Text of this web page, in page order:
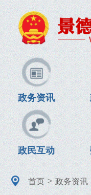
政务资讯
政民互动
首页>政务资讯